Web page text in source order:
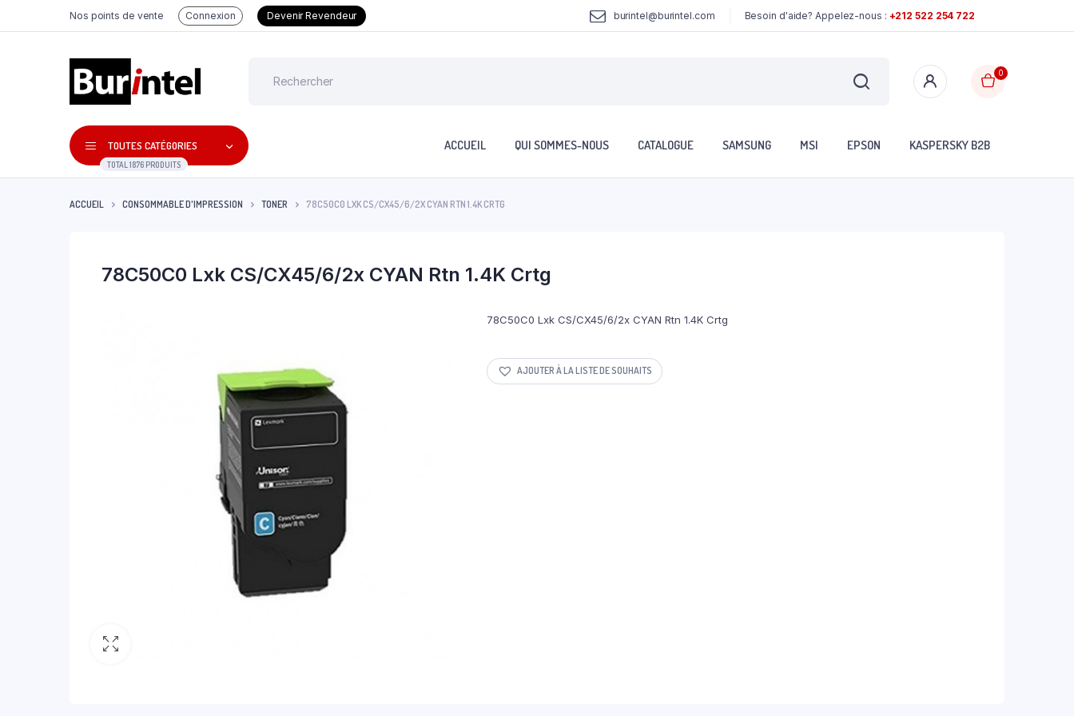
Nos points de vente Connexion Devenir Revendeur burintel@burintel.com Besoin d'aide? Appelez-nous : +212 522 254 722
0
TOUTES CATÉGORIES
TOTAL 1876 PRODUITS
ACCUEIL QUI SOMMES-NOUS CATALOGUE SAMSUNG MSI EPSON KASPERSKY B2B
ACCUEIL CONSOMMABLE D'IMPRESSION TONER 78C50C0 LXK CS/CX45/6/2X CYAN RTN 1.4K CRTG
78C50C0 Lxk CS/CX45/6/2x CYAN Rtn 1.4K Crtg
78C50C0 Lxk CS/CX45/6/2x CYAN Rtn 1.4K Crtg
AJOUTER À LA LISTE DE SOUHAITS